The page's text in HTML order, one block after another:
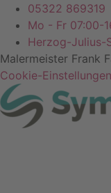
05322 869319
Mo - Fr 07:00-
Herzog-Julius-
Malermeister Frank
Cookie-Einstellungen